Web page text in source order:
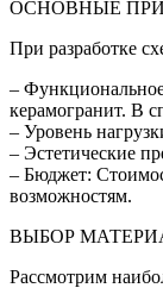
ОСНОВНЫЕ
При разработке
–
керамогранит. В
– Уровень
– Эстетические
– Бюджет:
возможностям.
ВЫБОР
Рассмотрим